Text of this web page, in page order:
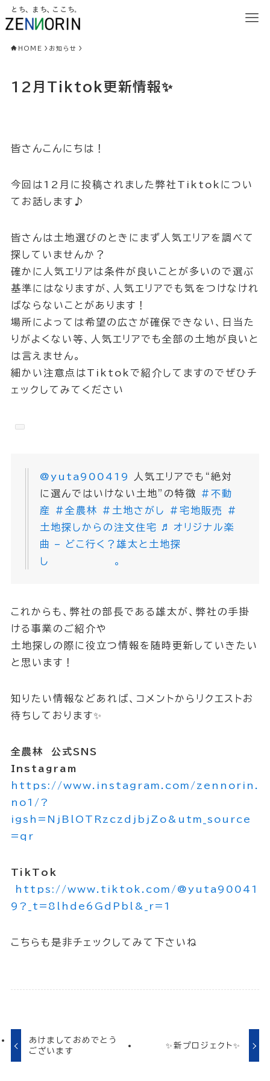
HOME お知らせ
12月Tiktok更新情報✨
皆さんこんにちは！
今回は12月に投稿されました弊社Tiktokについ
てお話します♪
皆さんは土地選びのときにまず人気エリアを調べて
探していませんか？
確かに人気エリアは条件が良いことが多いので選ぶ
基準にはなりますが、人気エリアでも気をつけなけれ
ばならないことがあります！
場所によっては希望の広さが確保できない、日当た
りがよくない等、人気エリアでも全部の土地が良いと
は言えません。
細かい注意点はTiktokで紹介してますのでぜひチ
ェックしてみてください
@yuta900419
人気エリアでも“絶対
に選んではいけない土地”の特徴
#不動
産
#全農林 #土地さがし #宅地販売
#
土地探しからの注文住宅 ♬ オリジナル楽
曲 – どこ行く？雄太と土地探
し 。
これからも、弊社の部長である雄太が、弊社の手掛
ける事業のご紹介や
土地探しの際に役立つ情報を随時更新していきたい
と思います！
知りたい情報などあれば、コメントからリクエストお
待ちしております✨
全農林 公式SNS
Instagram
https://www.instagram.com/zennorin.
no1/?
igsh=NjBlOTRzczdjbjZo&utm_source
=qr
TikTok
https://www.tiktok.com/@yuta90041
9?_t=8lhde6GdPbl&_r=1
こちらも是非チェックしてみて下さいね
あけましておめでとう
ございます
✨新プロジェクト✨